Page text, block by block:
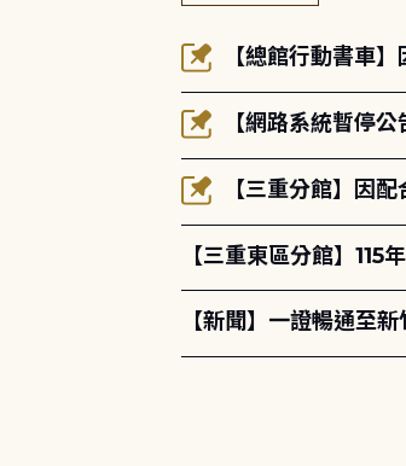
【總館行動書車
【網路系統暫停
【三重分館】因
【三重東區分館】
【新聞】一證暢通至